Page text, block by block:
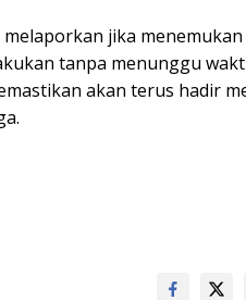
jika
tanpa menunggu
akan terus hadir